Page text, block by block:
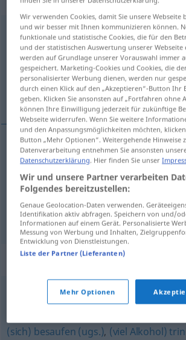
saufenv/t&v/i <säuft;soff;gesoffen;h.>
Übersicht aller Übersetzungen
(Für mehr Details die Übersetzung anklicken/
içmek, çok içmek, kafayı çekmek
içmek saufenTier
çokiçmek saufenMensch
kafayıçekmek UMG saufenMensch
Synonyme für "saufen"
fressen (ugs.),schlucken (ugs.),
(sich) besaufen (ugs.), (viel Alkohol)
Wir verwenden Cookies, damit Sie unsere Webseite
und wir besser mit Ihnen kommunizieren können.
funktionale und statistische Cookies, die für den
und der statistischen Auswertung unserer
werden auf Grundlage unserer Vorauswahl immer
gespeichert. Marketing-Cookies und Cookies, die
personalisierter Werbung dienen, werden nur
durch einen Klick auf den „Akzeptieren“-Button Ihr
geben. Klicken Sie ansonsten auf „Fortfahren ohne
können Ihre Einwilligung jederzeit für zukünftige
Webseite widerrufen. Wenn Sie weitere
und den Anpassungsmöglichkeiten möchten,
Button „Mehr Optionen“. Weitergehende Hinweise
Datenverarbeitung entnehmen Sie ansonsten
Datenschutzerklärung. Hier finden Sie unser
Wir und unsere Partner verarbeiten
Folgendes bereitzustellen:
Genaue Geolocation-Daten verwenden.
Identifikation aktiv abfragen. Speichern von und/
Informationen auf einem Gerät. Personalisierte
Messung von Werbung und Inhalten,
Entwicklung von Dienstleistungen.
Liste der Partner (Lieferanten)
Mehr Optionen